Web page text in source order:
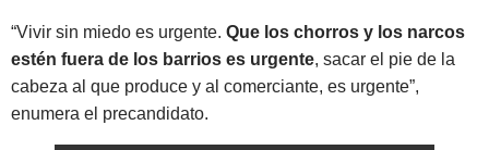
“Vivir sin miedo es urgente. Que los chorros y los narcos
estén fuera de los barrios es urgente, sacar el pie de la
cabeza al que produce y al comerciante, es urgente”,
enumera el precandidato.